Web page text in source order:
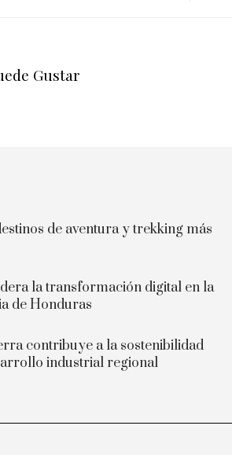
Gustar
de aventura y trekking más
la transformación digital en la
de Honduras
contribuye a la sostenibilidad
industrial regional